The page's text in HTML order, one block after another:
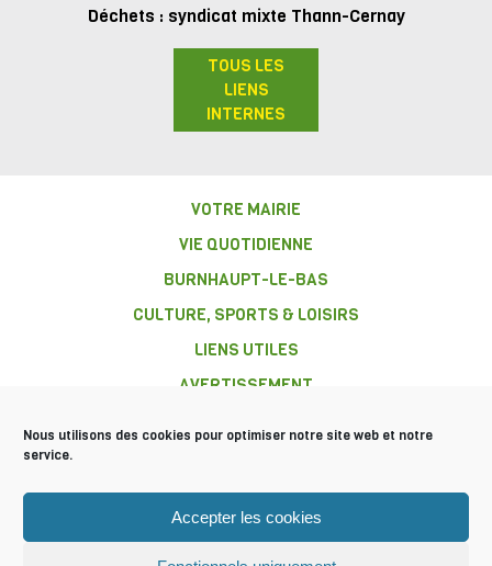
Nous utilisons des cookies pour optimiser notre site web et notre
service.
Accepter les cookies
Déchets : syndicat mixte Thann-Cernay
TOUS LES
LIENS
INTERNES
BURNHAUPT-
LE-BAS
VOTRE MAIRIE
VIE QUOTIDIENNE
BURNHAUPT-LE-BAS
CULTURE, SPORTS & LOISIRS
LIENS UTILES
AVERTISSEMENT